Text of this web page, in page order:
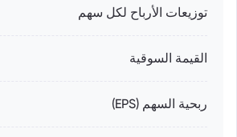
توزيعات الأرباح لكل سهم
القيمة السوقية
ربحية السهم (EPS)